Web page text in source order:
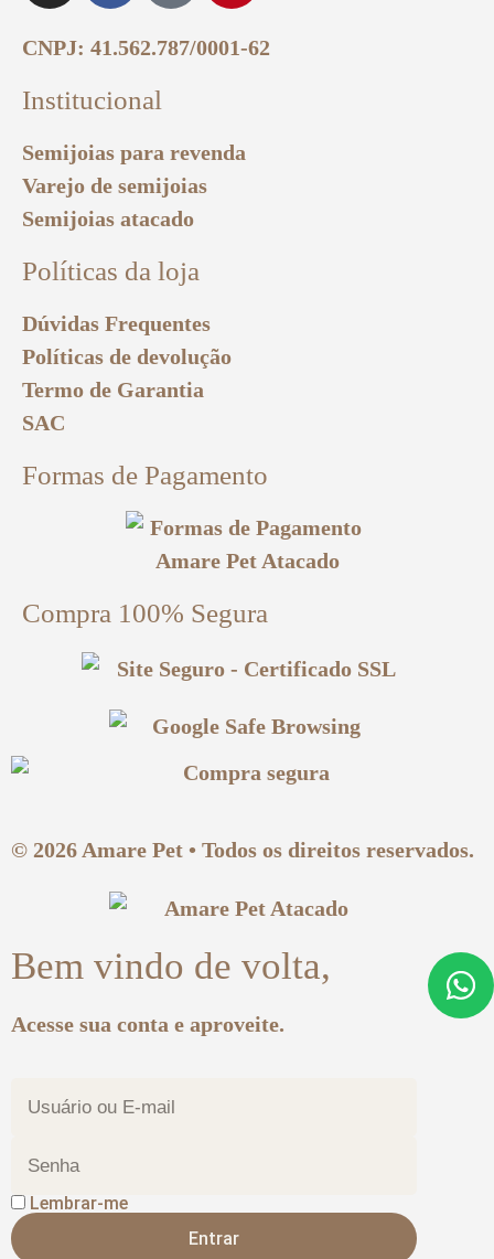
CNPJ: 41.562.787/0001-62
Institucional
Semijoias para revenda
Varejo de semijoias
Semijoias atacado
Políticas da loja
Dúvidas Frequentes
Políticas de devolução
Termo de Garantia
SAC
Formas de Pagamento
Compra 100% Segura
© 2026 Amare Pet • Todos os direitos reservados.
Bem vindo de volta,
Acesse sua conta e aproveite.
Lembrar-me
Entrar